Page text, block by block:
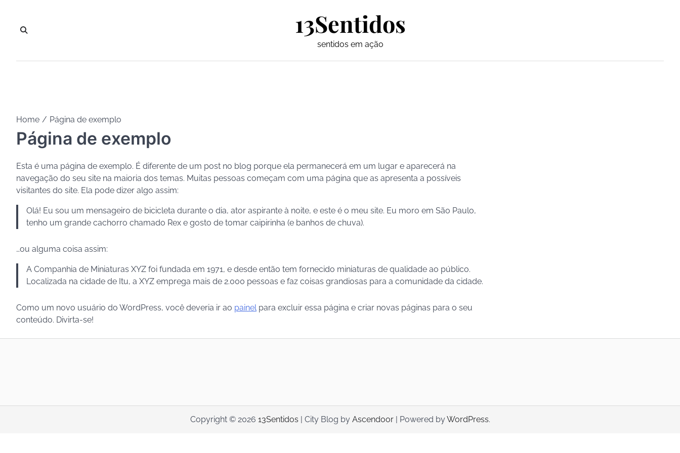
content
13Sentidos
sentidos em ação
Home Página de exemplo
Página de exemplo
Esta é uma página de exemplo. É diferente de um post no blog porque ela permanecerá em um lugar e aparecerá na
navegação do seu site na maioria dos temas. Muitas pessoas começam com uma página que as apresenta a possíveis
visitantes do site. Ela pode dizer algo assim:
Olá! Eu sou um mensageiro de bicicleta durante o dia, ator aspirante à noite, e este é o meu site. Eu moro em São Paulo,
tenho um grande cachorro chamado Rex e gosto de tomar caipirinha (e banhos de chuva).
…ou alguma coisa assim:
A Companhia de Miniaturas XYZ foi fundada em 1971, e desde então tem fornecido miniaturas de qualidade ao público.
Localizada na cidade de Itu, a XYZ emprega mais de 2.000 pessoas e faz coisas grandiosas para a comunidade da cidade.
Como um novo usuário do WordPress, você deveria ir ao painel para excluir essa página e criar novas páginas para o seu
conteúdo. Divirta-se!
Copyright © 2026 13Sentidos | City Blog by Ascendoor| Powered byWordPress.